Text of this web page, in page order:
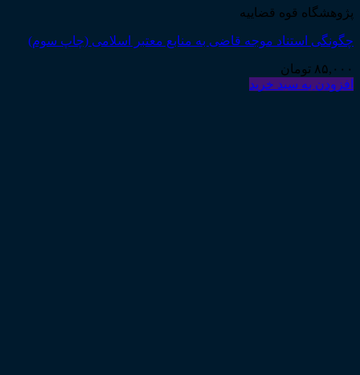
پژوهشگاه قوه قضاییه
چگونگی استناد موجه قاضی به منابع معتبر اسلامی (چاپ سوم)
۸۵,۰۰۰ تومان
افزودن به سبد خرید